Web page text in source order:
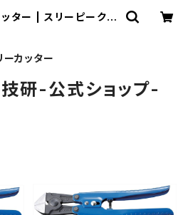
ター | スリーピークス
ーカッター
研-公式ショップ-